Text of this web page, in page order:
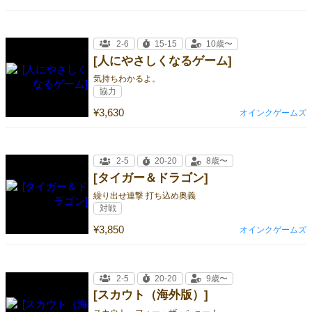
[人にやさしくなるゲーム]
気持ちわかるよ。
¥3,630
2-6 15-15 10歳〜
協力
オインクゲームズ
[タイガー＆ドラゴン]
繰り出せ連撃 打ち込め奥義
¥3,850
2-5 20-20 8歳〜
対戦
オインクゲームズ
[スカウト（海外版）]
2-5 20-20 9歳〜